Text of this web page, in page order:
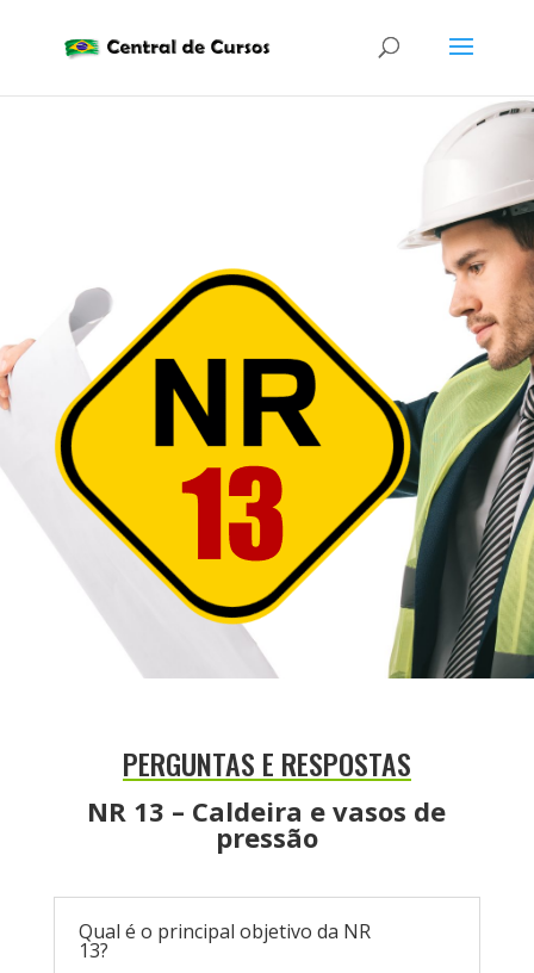
PERGUNTAS E RESPOSTAS
NR 13 – Caldeira e vasos de
pressão
Qual é o principal objetivo da NR
13?